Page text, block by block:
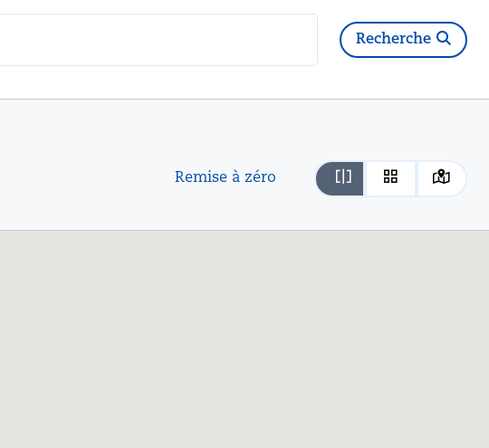
Recherche
Remise à zéro